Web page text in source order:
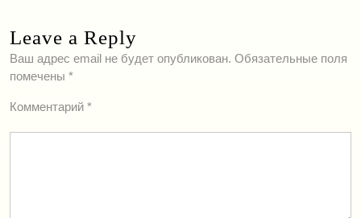
Leave a Reply
Ваш адрес email не будет опубликован. Обязательные поля
помечены *
Комментарий *